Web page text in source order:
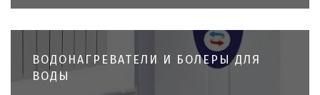
ВОДОНАГРЕВАТЕЛИ И БОЛЕРЫ ДЛЯ
ВОДЫ